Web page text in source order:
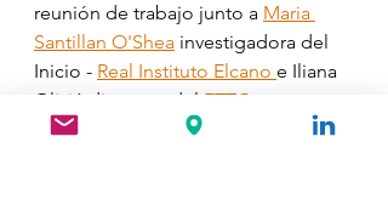
reunión de trabajo junto a Maria
Santillan O'Shea investigadora del
Inicio - Real Instituto Elcano e Iliana
Olivié directora del ETTG -
european think tanks group